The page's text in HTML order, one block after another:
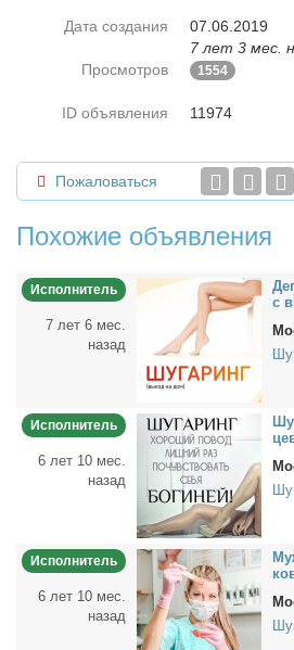
Дата создания
07.06.2019
7 лет 3 мес.
Просмотров
1554
ID объявления 11974
Пожаловаться
Похожие объявления
Исполнитель
7 лет 6 мес.
назад
с
Исполнитель
6 лет 10 мес.
назад
Исполнитель
6 лет 10 мес.
назад